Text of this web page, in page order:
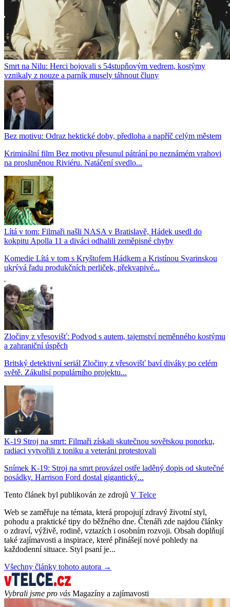
Smrt na Nilu: Herci bojovali s 54stupňovým vedrem, kostýmy
vznikaly z nouze a parník musely táhnout čluny
Bez motivu: Odraz hektické doby, předloha a napříč celým městem
Kriminální film Bez motivu přesunul pátrání po neznámém vrahovi
na prosluněnou Riviéru. Natáčení svedlo...
Lítá v tom: Filmaři našli NASA v Bratislavě, Hádek usedl do
kokpitu Apolla 11 a diváci odhalili zeměpisné chyby
Komedie Lítá v tom s Kryštofem Hádkem a Kristínou Svarinskou
ukrývá řadu produkčních perliček, překvapivé...
Zločiny z vřesovišť: Podvod s autem, tajemství neměnného kostýmu
a zahraniční úspěch
Britský detektivní seriál Zločiny z vřesovišť baví diváky po celém
světě. Zákulisí populárního projektu...
K-19 Stroj na smrt: Filmaři získali skutečnou sovětskou ponorku,
radiaci vytvořili z toniku a veteráni protestovali
Snímek K-19: Stroj na smrt provázel ostře laděný dopis od skutečné
posádky. Harrison Ford dostal gigantický...
Tento článek byl publikován ze zdrojů V Telce
Web se zaměřuje na témata, která propojují zdravý životní styl,
pohodu a praktické tipy do běžného dne. Čtenáři zde najdou články
o zdraví, výživě, rodině, vztazích i osobním rozvoji. Obsah doplňují
také zajímavosti a inspirace, které přinášejí nové pohledy na
každodenní situace. Styl psaní je...
Všechny články tohoto autora →
Vybrali jsme pro vás Magazíny a zajímavosti